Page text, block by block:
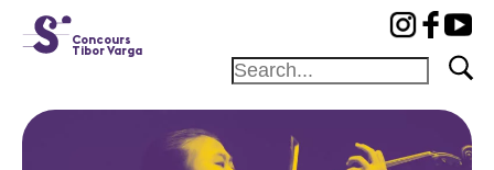
Concours
Tibor Varga